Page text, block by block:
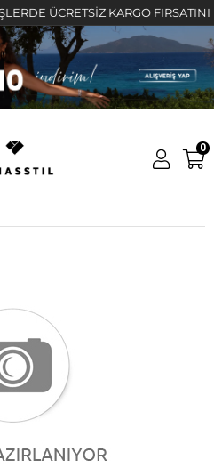
ÜCRETSİZ KARGO FIRSATINI
0